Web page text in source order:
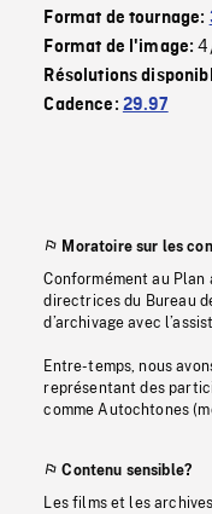
Format de tournage:
Format de l'image:
Résolutions
Cadence: 29.97
Moratoire sur les
Conformément au Plan
directrices du Bureau
d’archivage avec
Entre-temps, nous
représentant des
comme Autochtones
Contenu sensible?
Les films et les